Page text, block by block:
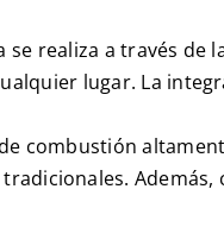
realiza a través de
lugar. La
combustión
Además,